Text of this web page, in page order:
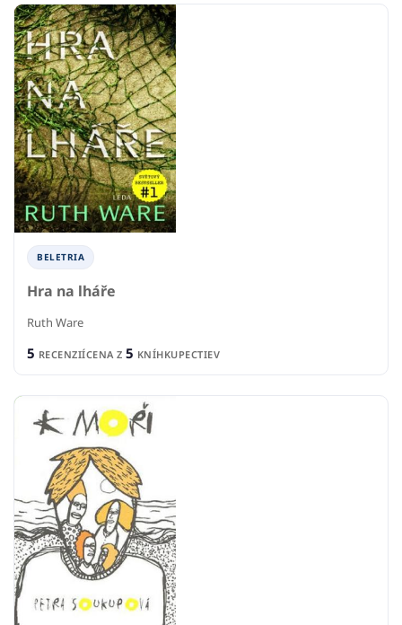
BELETRIA
Hra na lháře
Ruth Ware
5 RECENZIÍCENA Z 5 KNÍHKUPECTIEV